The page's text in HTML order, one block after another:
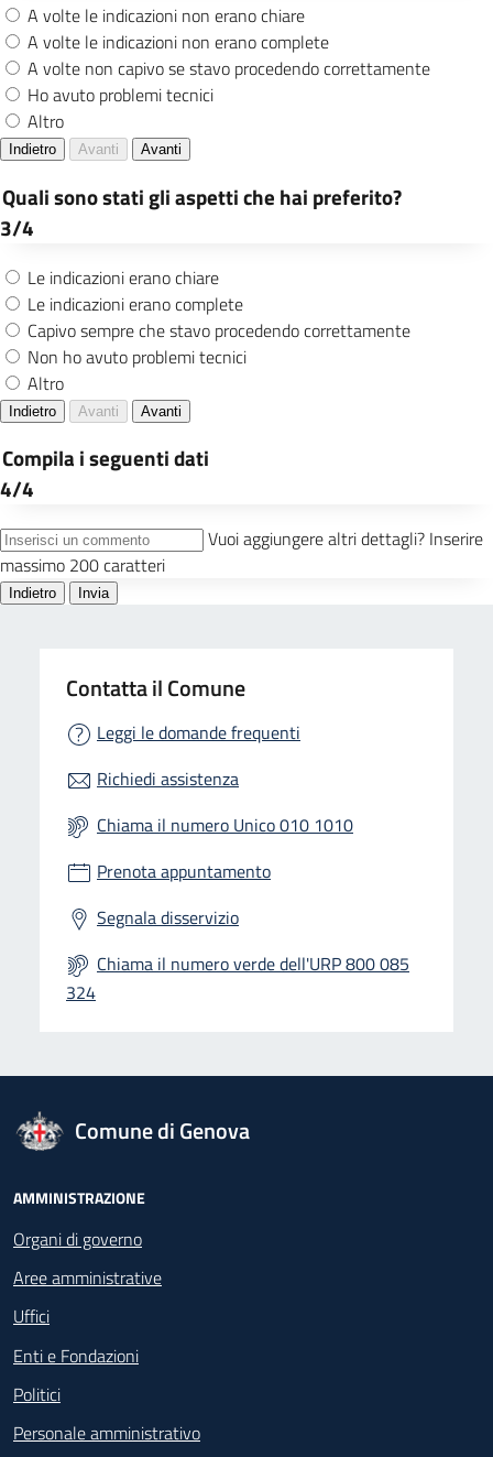
Contatta il Comune
Leggi le domande frequenti
Richiedi assistenza
Chiama il numero Unico 010 1010
Prenota appuntamento
Segnala disservizio
Chiama il numero verde dell'URP 800 085
324
logo Unione Europea
Comune di Genova
Footer - Navigazione
AMMINISTRAZIONE
Organi di governo
Aree amministrative
Uffici
Enti e Fondazioni
Politici
Personale amministrativo